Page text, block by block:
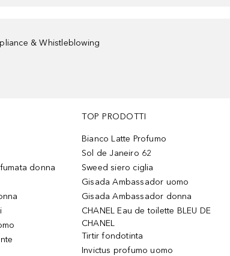
& Whistleblowing
donna
TOP PRODOTTI
Bianco Latte Profumo
Sol de Janeiro 62
Sweed siero ciglia
Gisada Ambassador uomo
Gisada Ambassador donna
CHANEL Eau de toilette BLEU DE
CHANEL
Tirtir fondotinta
Invictus profumo uomo